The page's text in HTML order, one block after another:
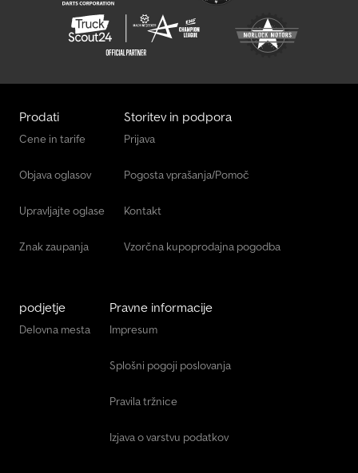
Prodati
Cene in tarife
Objava oglasov
Upravljajte oglase
Znak zaupanja
Storitev in podpora
Prijava
Pogosta vprašanja/Pomoč
Kontakt
Vzorčna kupoprodajna pogodba
podjetje
Delovna mesta
Pravne informacije
Impresum
Splošni pogoji poslovanja
Pravila tržnice
Izjava o varstvu podatkov